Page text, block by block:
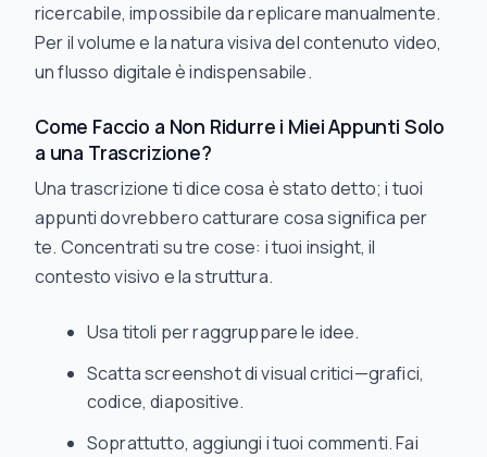
ricercabile, impossibile da replicare manualmente.
Per il volume e la natura visiva del contenuto video,
un flusso digitale è indispensabile.
Come Faccio a Non Ridurre i Miei Appunti Solo
a una Trascrizione?
Una trascrizione ti dicecosa è stato detto; i tuoi
appunti dovrebbero catturare cosa significa per
te. Concentrati su tre cose: i tuoi insight, il
contesto visivo e la struttura.
Usa titoli per raggruppare le idee.
Scatta screenshot di visual critici—grafici,
codice, diapositive.
Soprattutto, aggiungi i tuoi commenti. Fai